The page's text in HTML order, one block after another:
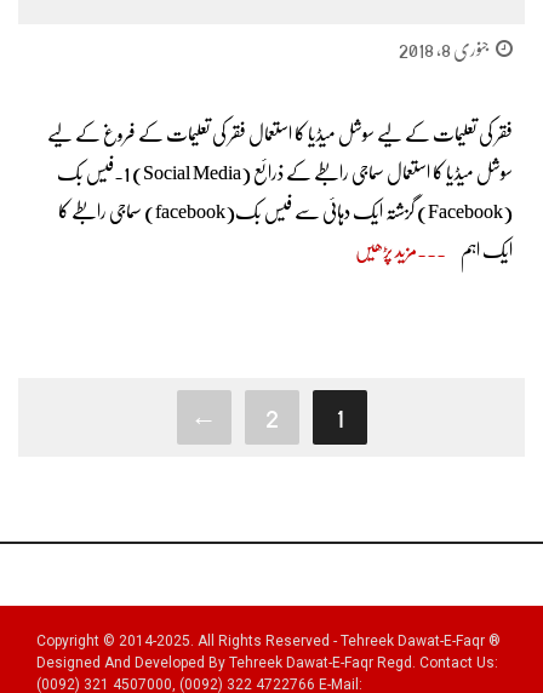
جنوری 8, 2018
فقر کی تعلیمات کے لیے سوشل میڈیا کا استعمال فقر کی تعلیمات کے فروغ کے لیے
سوشل میڈیا کا استعمال سماجی رابطے کے ذرائع (Social Media) 1.فیس بک
(Facebook) گزشتہ ایک دہائی سے فیس بک(facebook) سماجی رابطے کا
ایک اہم مزید پڑھیں
1
2
←
Copyright © 2014-2025. All Rights Reserved - Tehreek Dawat-E-Faqr ®
Designed And Developed By Tehreek Dawat-E-Faqr Regd. Contact Us:
(0092) 321 4507000, (0092) 322 4722766 E-Mail: